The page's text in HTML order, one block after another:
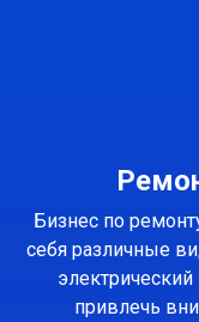
Бизнес по
себя различные
привлечь